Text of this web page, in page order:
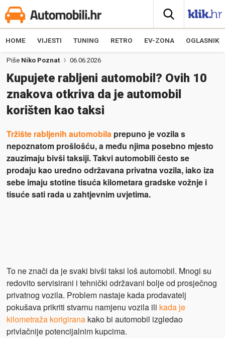
HOME VIJESTI TUNING RETRO EV-ZONA OGLASNIK
Piše Niko Poznat 06.06.2026
Kupujete rabljeni automobil? Ovih 10
znakova otkriva da je automobil
korišten kao taksi
Tržište rabljenih automobilaprepuno je vozila s
nepoznatom prošlošću, a među njima posebno mjesto
zauzimaju bivši taksiji. Takvi automobili često se
prodaju kao uredno održavana privatna vozila, iako iza
sebe imaju stotine tisuća kilometara gradske vožnje i
tisuće sati rada u zahtjevnim uvjetima.
To ne znači da je svaki bivši taksi loš automobil. Mnogi su
redovito servisirani i tehnički održavani bolje od prosječnog
privatnog vozila. Problem nastaje kada prodavatelj
pokušava prikriti stvarnu namjenu vozila ili kada je
kilometraža korigiranakako bi automobil izgledao
privlačnije potencijalnim kupcima.